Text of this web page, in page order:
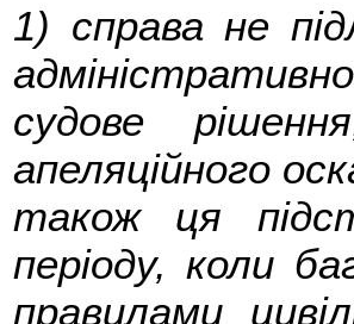
1) справа не
судове
апеляційного
також ця
періоду, коли
правилами